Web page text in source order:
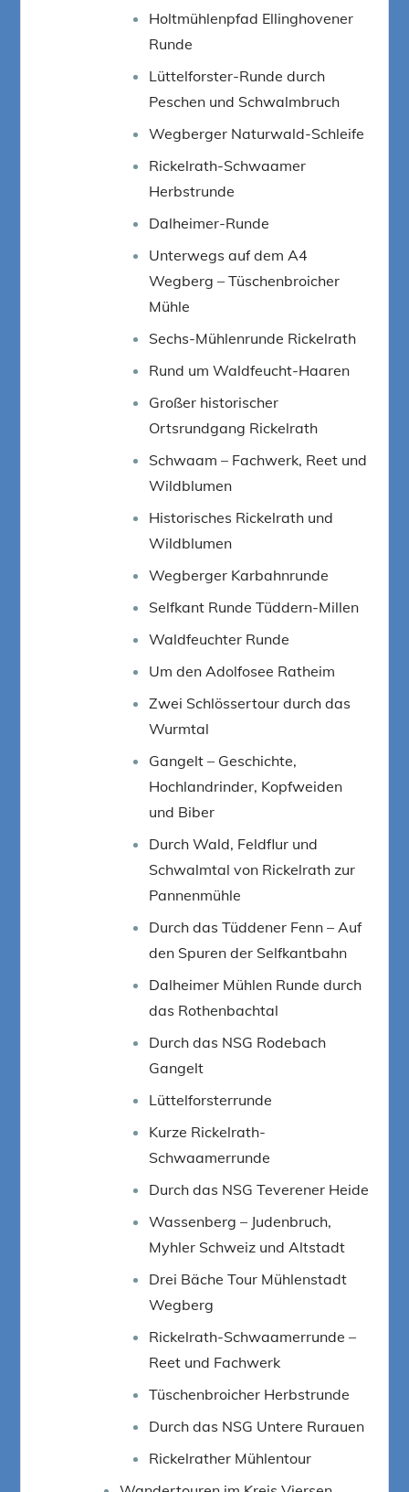
Holtmühlenpfad Ellinghovener
Runde
Lüttelforster-Runde durch
Peschen und Schwalmbruch
Wegberger Naturwald-Schleife
Rickelrath-Schwaamer
Herbstrunde
Dalheimer-Runde
Unterwegs auf dem A4
Wegberg – Tüschenbroicher
Mühle
Sechs-Mühlenrunde Rickelrath
Rund um Waldfeucht-Haaren
Großer historischer
Ortsrundgang Rickelrath
Schwaam – Fachwerk, Reet und
Wildblumen
Historisches Rickelrath und
Wildblumen
Wegberger Karbahnrunde
Selfkant Runde Tüddern-Millen
Waldfeuchter Runde
Um den Adolfosee Ratheim
Zwei Schlössertour durch das
Wurmtal
Gangelt – Geschichte,
Hochlandrinder, Kopfweiden
und Biber
Durch Wald, Feldflur und
Schwalmtal von Rickelrath zur
Pannenmühle
Durch das Tüddener Fenn – Auf
den Spuren der Selfkantbahn
Dalheimer Mühlen Runde durch
das Rothenbachtal
Durch das NSG Rodebach
Gangelt
Lüttelforsterrunde
Kurze Rickelrath-
Schwaamerrunde
Durch das NSG Teverener Heide
Wassenberg – Judenbruch,
Myhler Schweiz und Altstadt
Drei Bäche Tour Mühlenstadt
Wegberg
Rickelrath-Schwaamerrunde –
Reet und Fachwerk
Tüschenbroicher Herbstrunde
Durch das NSG Untere Rurauen
Rickelrather Mühlentour